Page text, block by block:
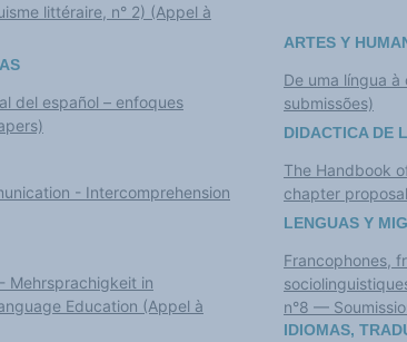
littéraire, n° 2) (Appel à
del español – enfoques
- Intercomprehension
Mehrsprachigkeit in
ARTES Y
De uma língua
submissões)
DIDACTICA DE
The Handbook
chapter
LENGUAS Y
Francophones,
n°8 —
IDIOMAS,